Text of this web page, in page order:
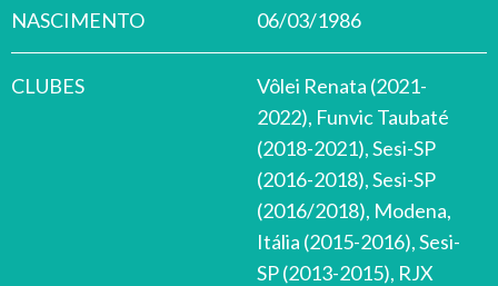
NASCIMENTO 06/03/1986
CLUBES
Vôlei Renata (2021-
2022), Funvic Taubaté
(2018-2021), Sesi-SP
(2016-2018), Sesi-SP
(2016/2018), Modena,
Itália (2015-2016), Sesi-
SP (2013-2015), RJX